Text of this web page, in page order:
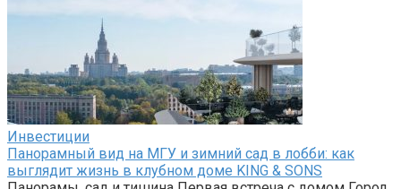
Инвестиции
Панорамный вид на МГУ и зимний сад в лобби: как
выглядит жизнь в клубном доме KING & SONS